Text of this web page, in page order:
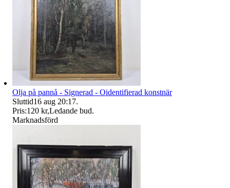
Olja på pannå - Signerad - Oidentifierad konstnär
Sluttid16 aug 20:17.
Pris:120 kr,Ledande bud.
Marknadsförd